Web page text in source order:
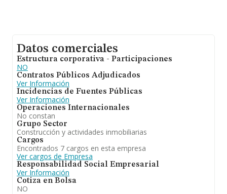
Datos comerciales
Estructura corporativa - Participaciones
NO
Contratos Públicos Adjudicados
Ver Información
Incidencias de Fuentes Públicas
Ver Información
Operaciones Internacionales
No constan
Grupo Sector
Construcción y actividades inmobiliarias
Cargos
Encontrados 7 cargos en esta empresa
Ver cargos de Empresa
Responsabilidad Social Empresarial
Ver Información
Cotiza en Bolsa
NO